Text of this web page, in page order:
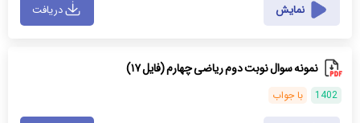
نمایش دریافت
نمونه سوال نوبت دوم ریاضی چهارم (فایل ۱۷)
1402 با جواب